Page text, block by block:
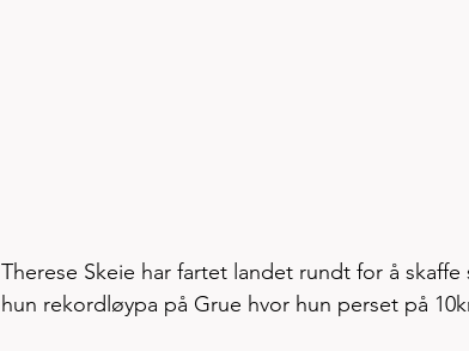
Therese Skeie har fartet landet rundt for å
hun rekordløypa på Grue hvor hun perset på